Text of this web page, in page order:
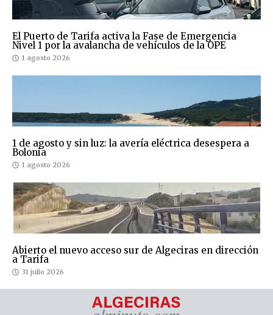
El Puerto de Tarifa activa la Fase de Emergencia
Nivel 1 por la avalancha de vehículos de la OPE
1 agosto 2026
1 de agosto y sin luz: la avería eléctrica desespera a
Bolonia
1 agosto 2026
Abierto el nuevo acceso sur de Algeciras en dirección
a Tarifa
31 julio 2026